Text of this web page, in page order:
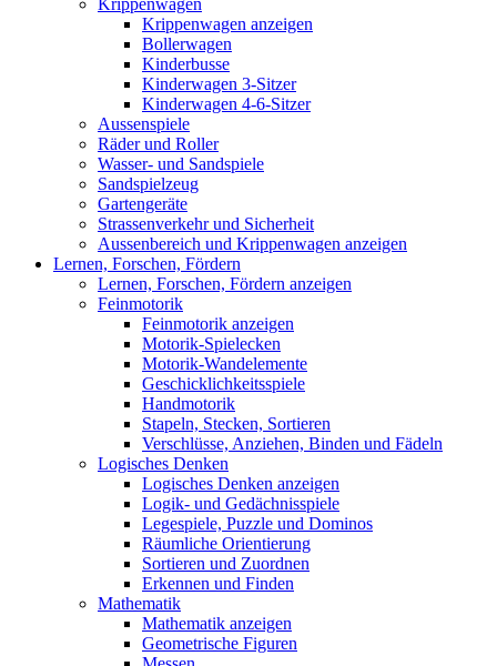
Krippenwagen
Krippenwagen anzeigen
Bollerwagen
Kinderbusse
Kinderwagen 3-Sitzer
Kinderwagen 4-6-Sitzer
Aussenspiele
Räder und Roller
Wasser- und Sandspiele
Sandspielzeug
Gartengeräte
Strassenverkehr und Sicherheit
Aussenbereich und Krippenwagen anzeigen
Lernen, Forschen, Fördern
Lernen, Forschen, Fördern anzeigen
Feinmotorik
Feinmotorik anzeigen
Motorik-Spielecken
Motorik-Wandelemente
Geschicklichkeitsspiele
Handmotorik
Stapeln, Stecken, Sortieren
Verschlüsse, Anziehen, Binden und Fädeln
Logisches Denken
Logisches Denken anzeigen
Logik- und Gedächnisspiele
Legespiele, Puzzle und Dominos
Räumliche Orientierung
Sortieren und Zuordnen
Erkennen und Finden
Mathematik
Mathematik anzeigen
Geometrische Figuren